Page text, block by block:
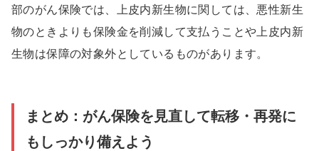
部のがん保険では、上皮内新生物に関しては、悪性新生
物のときよりも保険金を削減して支払うことや上皮内新
生物は保障の対象外としているものがあります。
まとめ：がん保険を見直して転移・再発に
もしっかり備えよう